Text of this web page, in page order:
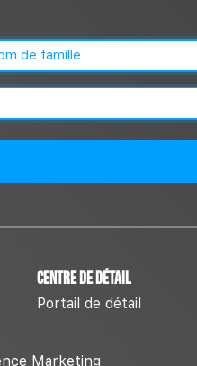
Centre de détail
Portail de détail
Marketing